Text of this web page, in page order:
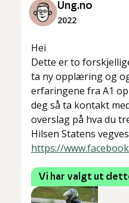
Ung.no
2022
Hei
Dette er to
ta ny opplæring og
erfaringene fra A1
deg så ta kontakt
overslag på hva du
Hilsen Statens
https://
Vi har valgt ut